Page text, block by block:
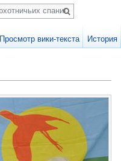
Просмотр вики-текста История